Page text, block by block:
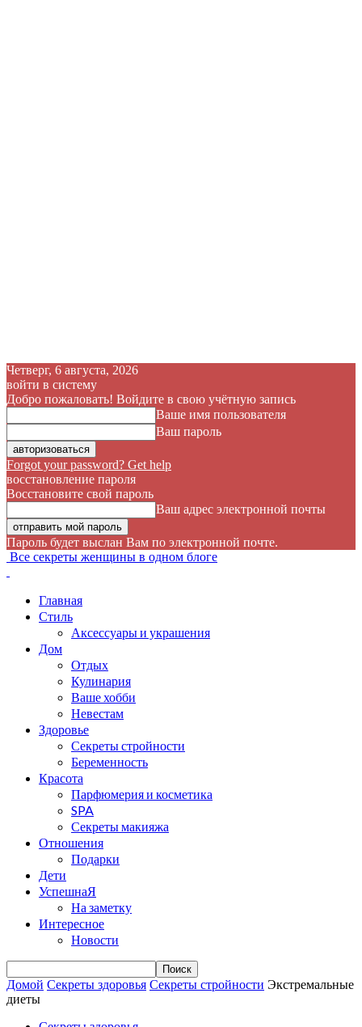
Четверг, 6 августа, 2026
войти в систему
Добро пожаловать! Войдите в свою учётную запись
Ваше имя пользователя
Ваш пароль
Forgot your password? Get help
восстановление пароля
Восстановите свой пароль
Ваш адрес электронной почты
Пароль будет выслан Вам по электронной почте.
Все секреты женщины в одном блоге
Главная
Стиль
Аксессуары и украшения
Дом
Отдых
Кулинария
Ваше хобби
Невестам
Здоровье
Секреты стройности
Беременность
Красота
Парфюмерия и косметика
SPA
Секреты макияжа
Отношения
Подарки
Дети
УспешнаЯ
На заметку
Интересное
Новости
Домой Cекреты здоровья Секреты стройности Экстремальные
диеты